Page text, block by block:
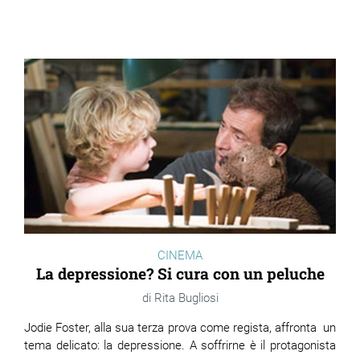
CINEMA
La depressione? Si cura con un peluche
Rita Bugliosi
Jodie Foster, alla sua terza prova come regista, affronta un
tema delicato: la depressione. A soffrirne è il protagonista